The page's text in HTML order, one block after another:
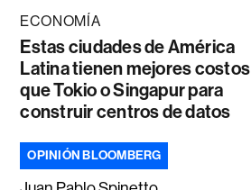
ECONOMÍA
Estas ciudades de América
Latina tienen mejores costos
que Tokio o Singapur para
construir centros de datos
OPINIÓN BLOOMBERG